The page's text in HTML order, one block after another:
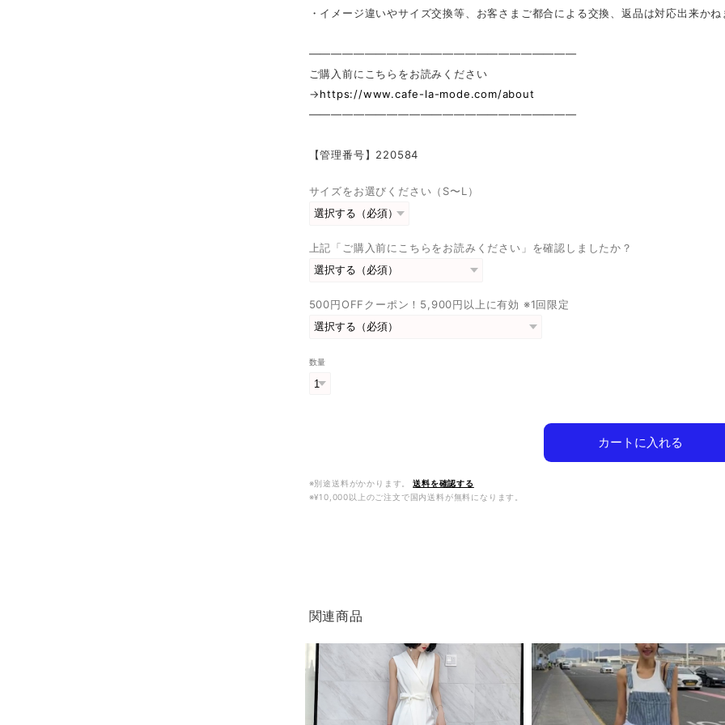
・イメージ違いやサイズ交換等、お客さまご都合による交換、返品は対応出来かね
————————————————————————
ご購入前にこちらをお読みください
→https://www.cafe-la-mode.com/about
————————————————————————
【管理番号】220584
サイズをお選びください（S〜L）
上記「ご購入前にこちらをお読みください」を確認しましたか？
500円OFFクーポン！5,900円以上に有効 ※1回限定
数量
カートに入れる
※別途送料がかかります。
送料を確認する
※¥10,000以上のご注文で国内送料が無料になります。
関連商品